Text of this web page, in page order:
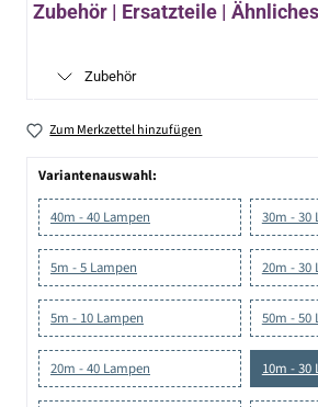
Zubehör | Ersatzteile |
Zubehör
Zum Merkzettel hinzufügen
Variantenauswahl:
40m - 40 Lampen 30m - 30
5m - 5 Lampen 20m - 30
5m - 10 Lampen 50m - 50
20m - 40 Lampen 10m - 30